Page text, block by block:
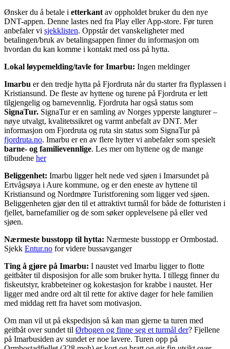
Ønsker du å betale i etterkant av oppholdet bruker du den nye
DNT-appen. Denne lastes ned fra Play eller App-store. Før turen
anbefaler vi sjekklisten. Oppstår det vanskeligheter med
betalingen/bruk av betalingsappen finner du informasjon om
hvordan du kan komme i kontakt med oss på hytta.
Lokal løypemelding/tavle for Imarbu: Ingen meldinger
Imarbu er den tredje hytta på Fjordruta når du starter fra flyplassen i
Kristiansund. De fleste av hyttene og turene på Fjordruta er lett
tilgjengelig og barnevennlig. Fjordruta har også status som
SignaTur. SignaTur er en samling av Norges ypperste langturer –
nøye utvalgt, kvalitetssikret og varmt anbefalt av DNT. Mer
informasjon om Fjordruta og ruta sin status som SignaTur på
fjordruta.no. Imarbu er en av flere hytter vi anbefaler som spesielt
barne- og familievennlige. Les mer om hyttene og de mange
tilbudene her
Beliggenhet: Imarbu ligger helt nede ved sjøen i Imarsundet på
Ertvågsøya i Aure kommune, og er den eneste av hyttene til
Kristiansund og Nordmøre Turistforening som ligger ved sjøen.
Beliggenheten gjør den til et attraktivt turmål for både de fotturisten i
fjellet, barnefamilier og de som søker opplevelsene på eller ved
sjøen.
Nærmeste busstopp til hytta: Nærmeste busstopp er Ormbostad.
Sjekk Entur.no for videre bussavganger
Ting å gjøre på Imarbu: I naustet ved Imarbu ligger to flotte
geitbåter til disposisjon for alle som bruker hytta. I tillegg finner du
fiskeutstyr, krabbeteiner og kokestasjon for krabbe i naustet. Her
ligger med andre ord alt til rette for aktive dager for hele familien
med middag rett fra havet som motivasjon.
Om man vil ut på ekspedisjon så kan man gjerne ta turen med
geitbåt over sundet til Ørbogen og finne seg et turmål der? Fjellene
på Imarbusiden av sundet er noe lavere. Turen opp på